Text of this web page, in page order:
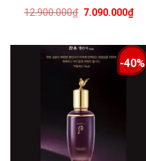
12.900.000₫ 7.090.000₫
-40%